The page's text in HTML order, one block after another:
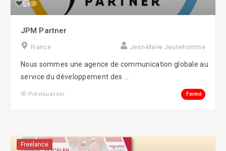
JPM Partner
France Jean-Marie Jeunehomme
Nous sommes une agence de communication globale au
service du développement des ...
Prévisualiser Fermé
Freelance